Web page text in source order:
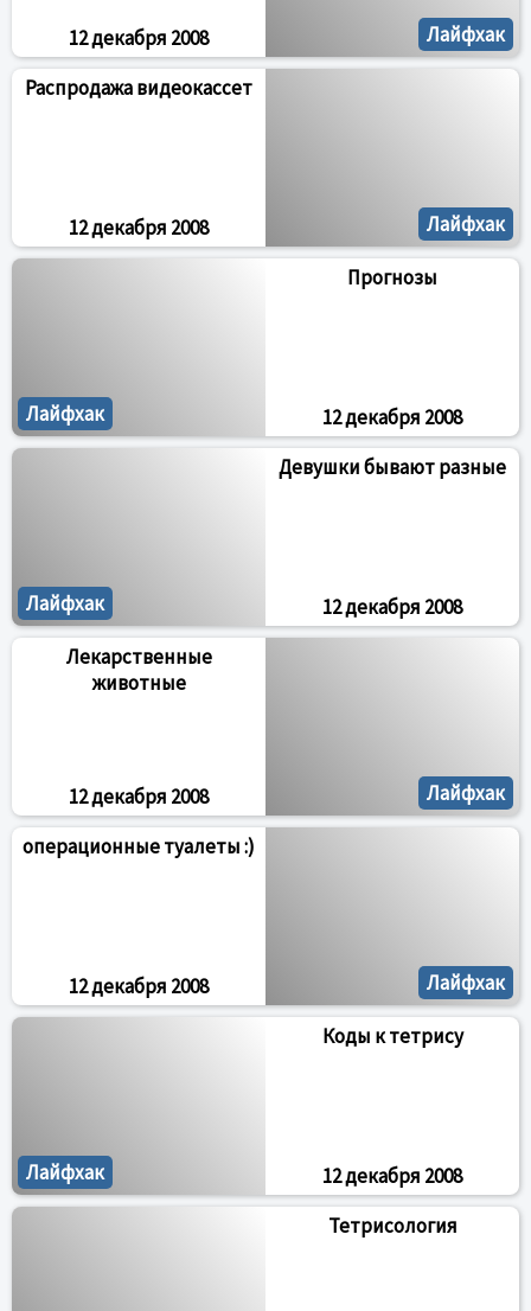
Лайфхак
12 декабря 2008
Лайфхак
Распродажа видеокассет
12 декабря 2008
Лайфхак
Прогнозы
12 декабря 2008
Лайфхак
Девушки бывают разные
12 декабря 2008
Лайфхак
Лекарственные
животные
12 декабря 2008
Лайфхак
операционные тyалеты :)
12 декабря 2008
Лайфхак
Коды к тетрису
12 декабря 2008
Тетрисология